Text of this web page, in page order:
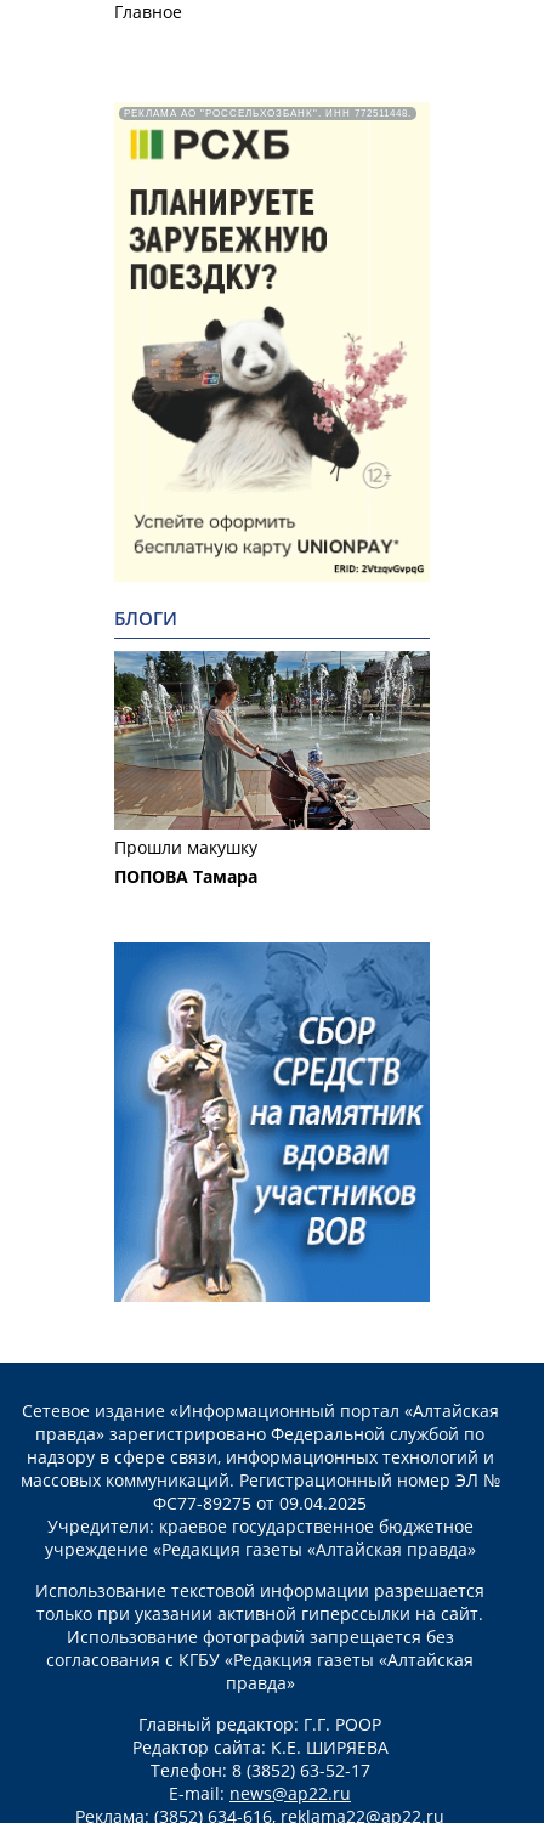
Главное
РЕКЛАМА АО "РОССЕЛЬХОЗБАНК". ИНН 772511448.
БЛОГИ
Прошли макушку
ПОПОВА Тамара
Сетевое издание «Информационный портал «Алтайская
правда» зарегистрировано Федеральной службой по
надзору в сфере связи, информационных технологий и
массовых коммуникаций. Регистрационный номер ЭЛ №
ФС77-89275 от 09.04.2025
Учредители: краевое государственное бюджетное
учреждение «Редакция газеты «Алтайская правда»
Использование текстовой информации разрешается
только при указании активной гиперссылки на сайт.
Использование фотографий запрещается без
согласования с КГБУ «Редакция газеты «Алтайская
правда»
Главный редактор: Г.Г. РООР
Редактор сайта: К.Е. ШИРЯЕВА
Телефон: 8 (3852) 63-52-17
E-mail: news@ap22.ru
Реклама: (3852) 634-616, reklama22@ap22.ru